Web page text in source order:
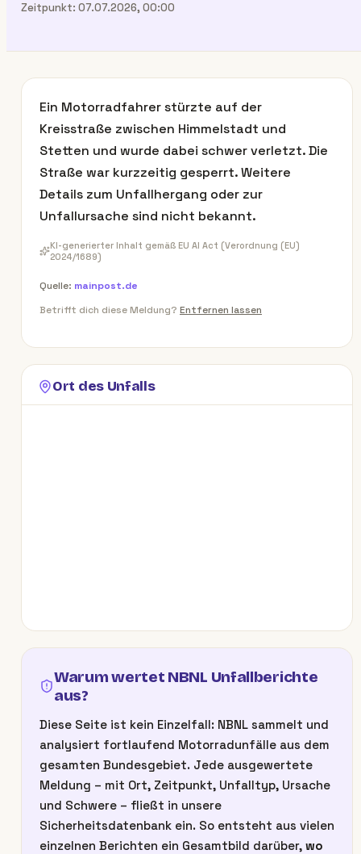
Zeitpunkt: 07.07.2026, 00:00
Ein Motorradfahrer stürzte auf der
Kreisstraße zwischen Himmelstadt und
Stetten und wurde dabei schwer verletzt. Die
Straße war kurzzeitig gesperrt. Weitere
Details zum Unfallhergang oder zur
Unfallursache sind nicht bekannt.
KI-generierter Inhalt gemäß EU AI Act (Verordnung (EU)
2024/1689)
Quelle: mainpost.de
Betrifft dich diese Meldung? Entfernen lassen
Ort des Unfalls
Warum wertet NBNL Unfallberichte
aus?
Diese Seite ist kein Einzelfall: NBNL sammelt und
analysiert fortlaufend Motorradunfälle aus dem
gesamten Bundesgebiet. Jede ausgewertete
Meldung – mit Ort, Zeitpunkt, Unfalltyp, Ursache
und Schwere – fließt in unsere
Sicherheitsdatenbank ein. So entsteht aus vielen
einzelnen Berichten ein Gesamtbild darüber, wo